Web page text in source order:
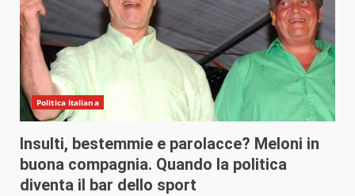
Politica Italiana
Insulti, bestemmie e parolacce? Meloni in
buona compagnia. Quando la politica
diventa il bar dello sport